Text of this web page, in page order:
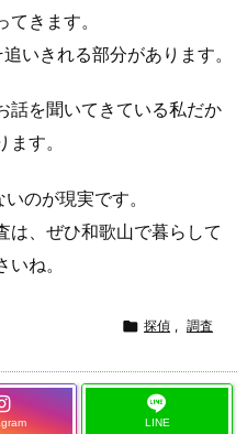
きます。
いきれる部分があります。
話を聞いてきている私だか
す。
のが現実です。
は、ぜひ和歌山で暮らして
ね。
 探偵 , 調査
LINE